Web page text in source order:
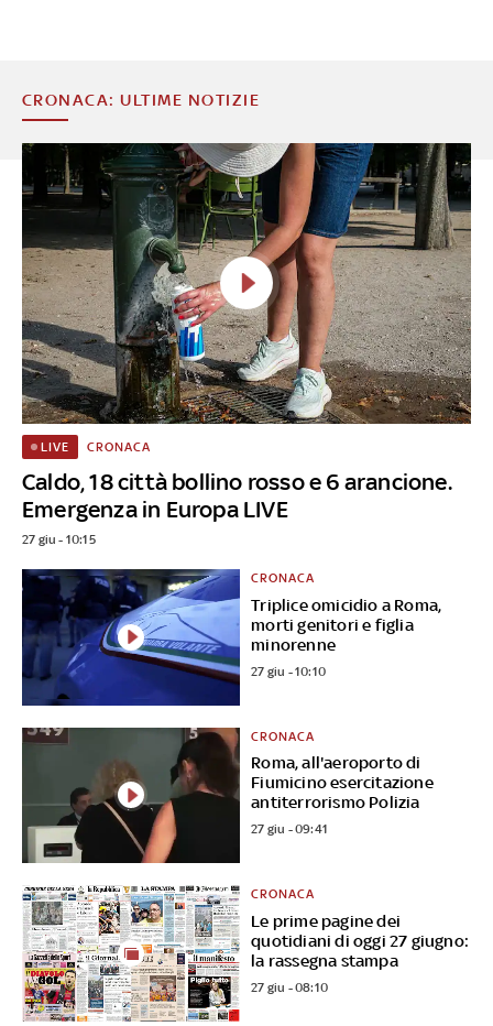
CRONACA: ULTIME NOTIZIE
Caldo, 18 città bollino rosso e 6 arancione.
Emergenza in Europa LIVE
LIVE CRONACA
27 giu - 10:15
Triplice omicidio a Roma,
morti genitori e figlia
minorenne
CRONACA
27 giu - 10:10
Roma, all'aeroporto di
Fiumicino esercitazione
antiterrorismo Polizia
CRONACA
27 giu - 09:41
Le prime pagine dei
quotidiani di oggi 27 giugno:
la rassegna stampa
CRONACA
27 giu - 08:10